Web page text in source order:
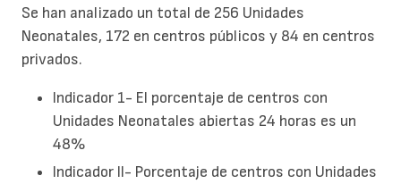
Se han analizado un total de 256 Unidades
Neonatales, 172 en centros públicos y 84 en centros
privados.
Indicador 1- El porcentaje de centros con
Unidades Neonatales abiertas 24 horas es un
48%
Indicador II- Porcentaje de centros con Unidades